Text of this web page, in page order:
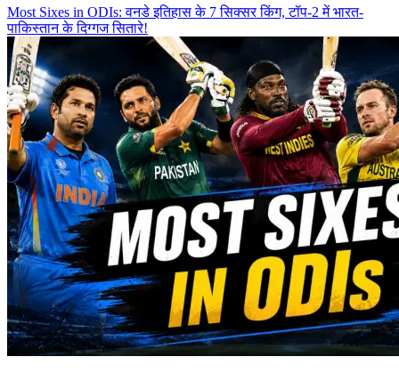
Most Sixes in ODIs: वनडे इतिहास के 7 सिक्सर किंग, टॉप-2 में भारत-
पाकिस्तान के दिग्गज सितारे!